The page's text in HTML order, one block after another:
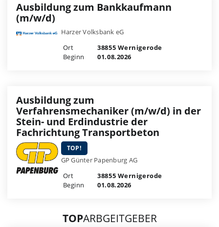
Ausbildung zum Bankkaufmann
(m/w/d)
Harzer Volksbank eG
Ort
38855 Wernigerode
Beginn
01.08.2026
Ausbildung zum
Verfahrensmechaniker (m/w/d) in der
Stein- und Erdindustrie der
Fachrichtung Transportbeton
TOP!
GP Günter Papenburg AG
Ort
38855 Wernigerode
Beginn
01.08.2026
TOPARBGEITGEBER